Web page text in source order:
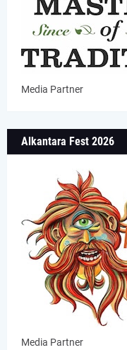
Media Partner
Alkantara Fest 2026
Media Partner